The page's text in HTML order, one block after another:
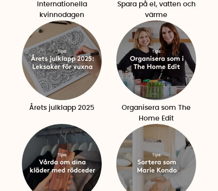
Internationella
kvinnodagen
Spara på el, vatten och
värme
Årets julklapp 2025
Organisera som The
Home Edit